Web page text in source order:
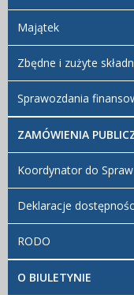
Majątek
Zbędne i zużyte
Sprawozdania
ZAMÓWIENIA
Koordynator do
Deklaracje
RODO
O BIULETYNIE